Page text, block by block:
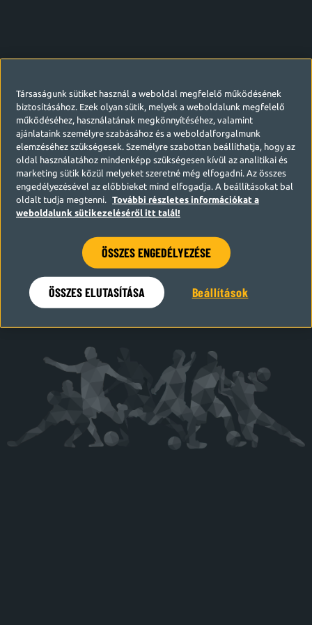
Hamarosan visszatérünk
Társaságunk sütiket használ a weboldal megfelelő működésének
biztosításához. Ezek olyan sütik, melyek a weboldalunk megfelelő
működéséhez, használatának megkönnyítéséhez, valamint
ajánlataink személyre szabásához és a weboldalforgalmunk
elemzéséhez szükségesek. Személyre szabottan beállíthatja, hogy az
oldal használatához mindenképp szükségesen kívül az analitikai és
marketing sütik közül melyeket szeretné még elfogadni. Az összes
engedélyezésével az előbbieket mind elfogadja. A beállításokat bal
oldalt tudja megtenni.
További részletes információkat a
weboldalunk sütikezeléséről itt talál!
ÖSSZES ENGEDÉLYEZÉSE
ÖSSZES ELUTASÍTÁSA Beállítások